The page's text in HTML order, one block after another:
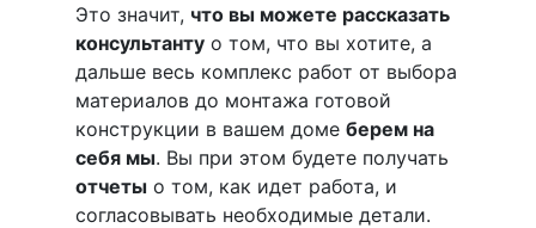
Это значит, что вы можете рассказать
консультанту о том, что вы хотите, а
дальше весь комплекс работ от выбора
материалов до монтажа готовой
конструкции в вашем доме берем на
себя мы. Вы при этом будете получать
отчеты о том, как идет работа, и
согласовывать необходимые детали.